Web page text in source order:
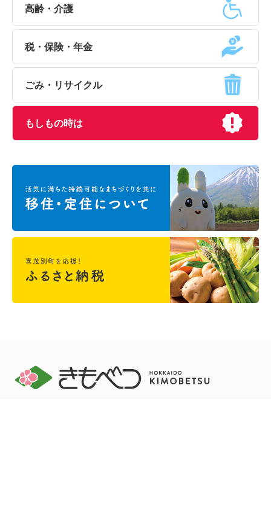
高齢・介護
税・保険・年金
ごみ・リサイクル
もしもの時は